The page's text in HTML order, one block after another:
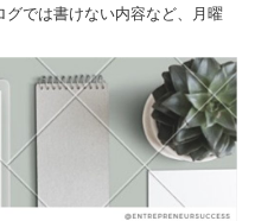
グでは書けない内容など、月曜